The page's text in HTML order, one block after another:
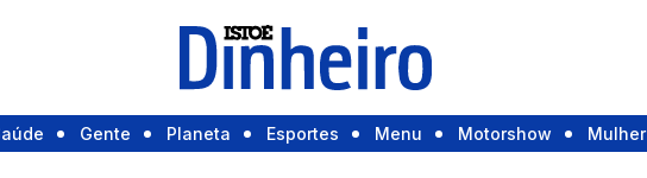
Gente Planeta Esportes Menu Motorshow Mulher